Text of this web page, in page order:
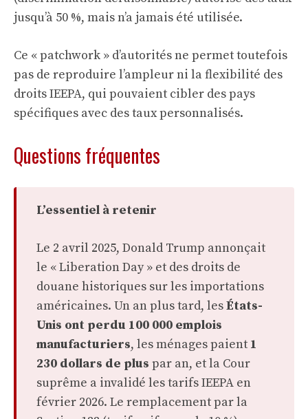
jusqu’à 50 %, mais n’a jamais été utilisée.
Ce « patchwork » d’autorités ne permet toutefois
pas de reproduire l’ampleur ni la flexibilité des
droits IEEPA, qui pouvaient cibler des pays
spécifiques avec des taux personnalisés.
Questions fréquentes
L’essentiel à retenir
Le 2 avril 2025, Donald Trump annonçait
le « Liberation Day » et des droits de
douane historiques sur les importations
américaines. Un an plus tard, lesÉtats-
Unis ont perdu 100 000 emplois
manufacturiers, les ménages paient 1
230 dollars de plus par an, et la Cour
suprême a invalidé les tarifs IEEPA en
février 2026. Le remplacement par la